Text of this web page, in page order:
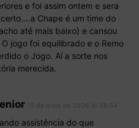
e foi assim ontem e sera
Chape é um time do
até mais baixo) e cansou
jogo foi equilibrado e o Remo
o Jogo. Aí a sorte nos
merecida.
assistência do que